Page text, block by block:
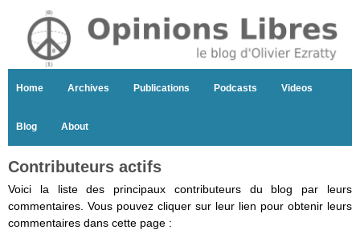
Home Archives Publications Podcasts Videos
Blog About
Contributeurs actifs
Voici la liste des principaux contributeurs du blog par leurs
commentaires. Vous pouvez cliquer sur leur lien pour obtenir leurs
commentaires dans cette page :